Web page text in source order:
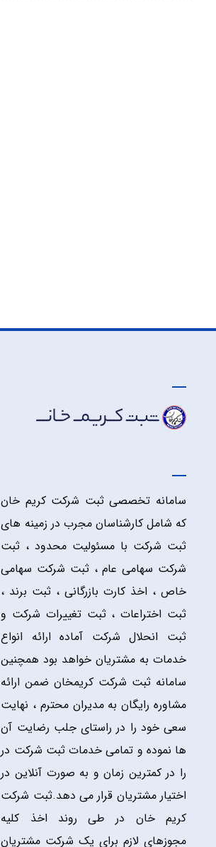
سامانه تخصصی ثبت شرکت کریم خان
که شامل کارشناسان مجرب در زمینه های
ثبت شرکت با مسئولیت محدود ، ثبت
شرکت سهامی عام ، ثبت شرکت سهامی
خاص ، اخذ کارت بازرگانی ، ثبت برند ،
ثبت اختراعات ، ثبت تغییرات شرکت و
ثبت انحلال شرکت آماده ارائه انواع
خدمات به مشتریان خواهد بود همچنین
سامانه ثبت شرکت کریمخان ضمن ارائه
مشاوره رایگان به مدیران محترم ، نهایت
سعی خود را در راستای جلب رضایت آن
ها نموده و تمامی خدمات ثبت شرکت در
را در کمترین زمان و به صورت آنلاین در
اختیار مشتریان قرار می دهد.ثبت شرکت
کریم خان در طی روند اخذ کلیه
مجوزهای لازم برای یک شرکت مشتریان